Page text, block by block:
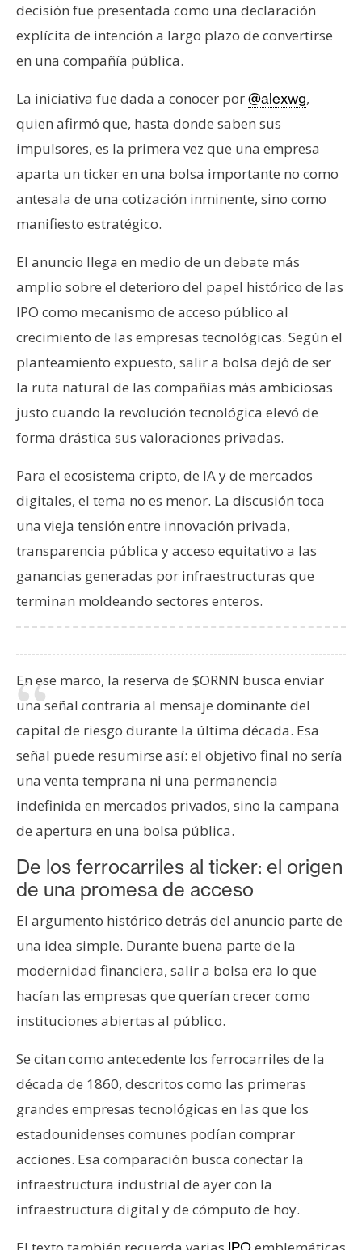
r
s
o
o
n
t
a
t
y
P
u
b
c
i
a
d
decisión fue presentada como una declaración
explícita de intención a largo plazo de convertirse
en una compañía pública.
La iniciativa fue dada a conocer por@alexwg,
quien afirmó que, hasta donde saben sus
impulsores, es la primera vez que una empresa
aparta un ticker en una bolsa importante no como
antesala de una cotización inminente, sino como
manifiesto estratégico.
El anuncio llega en medio de un debate más
amplio sobre el deterioro del papel histórico de las
IPO como mecanismo de acceso público al
crecimiento de las empresas tecnológicas. Según el
planteamiento expuesto, salir a bolsa dejó de ser
la ruta natural de las compañías más ambiciosas
justo cuando la revolución tecnológica elevó de
forma drástica sus valoraciones privadas.
Para el ecosistema cripto, de IA y de mercados
digitales, el tema no es menor. La discusión toca
una vieja tensión entre innovación privada,
transparencia pública y acceso equitativo a las
ganancias generadas por infraestructuras que
terminan moldeando sectores enteros.
En ese marco, la reserva de $ORNN busca enviar
una señal contraria al mensaje dominante del
capital de riesgo durante la última década. Esa
señal puede resumirse así: el objetivo final no sería
una venta temprana ni una permanencia
indefinida en mercados privados, sino la campana
de apertura en una bolsa pública.
De los ferrocarriles al ticker: el origen
de una promesa de acceso
El argumento histórico detrás del anuncio parte de
una idea simple. Durante buena parte de la
modernidad financiera, salir a bolsa era lo que
hacían las empresas que querían crecer como
instituciones abiertas al público.
Se citan como antecedente los ferrocarriles de la
década de 1860, descritos como las primeras
grandes empresas tecnológicas en las que los
estadounidenses comunes podían comprar
acciones. Esa comparación busca conectar la
infraestructura industrial de ayer con la
infraestructura digital y de cómputo de hoy.